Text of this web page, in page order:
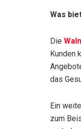
Was
Die
Kunden
das
Ein
zum